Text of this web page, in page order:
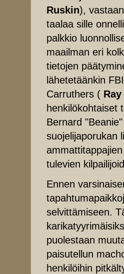
Ruskin),
taalaa sille
palkkio
maailman eri
tietojen
lähetetäänkin
Carruthers (
henkilökohtaiset
Bernard
suojelijaporukan
tulevien
Ennen
selvittämiseen.
puolestaan
paisutellun
henkilöihin